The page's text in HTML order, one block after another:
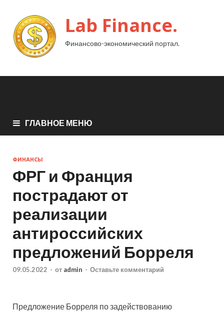
Lab Finance.
Финансово-экономический портал.
ГЛАВНОЕ МЕНЮ
ФИНАНСЫ
ФРГ и Франция
пострадают от
реализации
антироссийских
предложений Борреля
09.05.2022 - от admin - Оставьте комментарий
Предложение Борреля по задействованию